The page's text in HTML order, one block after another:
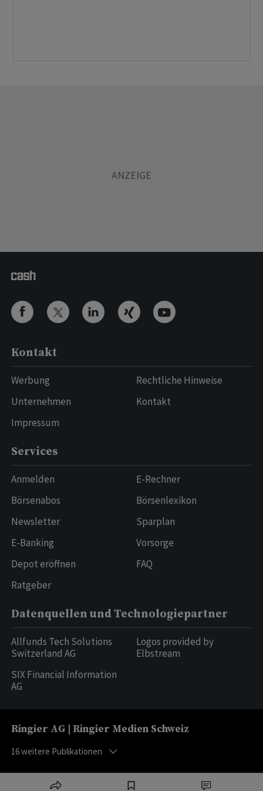
Kontakt
Werbung
Unternehmen
Impressum
Rechtliche Hinweise
Kontakt
Services
Anmelden
Börsenabos
Newsletter
E-Banking
Depot eröffnen
Ratgeber
E-Rechner
Börsenlexikon
Sparplan
Vorsorge
FAQ
Datenquellen und Technologiepartner
Allfunds Tech Solutions
Switzerland AG
SIX Financial Information
AG
Logos provided by
Elbstream
Ringier AG | Ringier Medien Schweiz
16weitere Publikationen